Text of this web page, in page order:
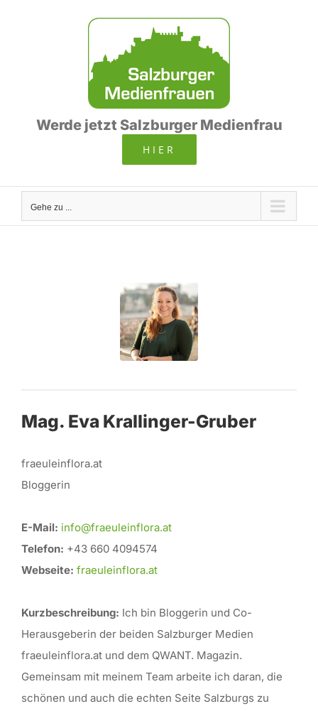
Werde jetzt Salzburger Medienfrau
HIER
Gehe zu ...
Mag. Eva Krallinger-Gruber
fraeuleinflora.at
Bloggerin
E-Mail: info@fraeuleinflora.at
Telefon: +43 660 4094574
Webseite: fraeuleinflora.at
Kurzbeschreibung: Ich bin Bloggerin und Co-
Herausgeberin der beiden Salzburger Medien
fraeuleinflora.at und dem QWANT. Magazin.
Gemeinsam mit meinem Team arbeite ich daran, die
schönen und auch die echten Seite Salzburgs zu